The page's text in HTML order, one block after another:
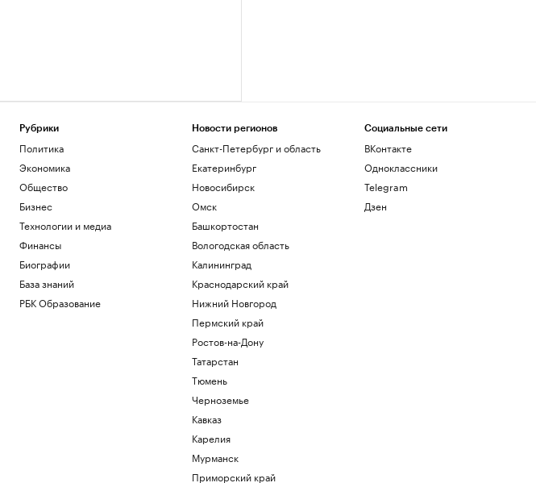
Рубрики
Политика
Экономика
Общество
Бизнес
Технологии и медиа
Финансы
Биографии
База знаний
РБК Образование
Новости регионов
Санкт-Петербург и область
Екатеринбург
Новосибирск
Омск
Башкортостан
Вологодская область
Калининград
Краснодарский край
Нижний Новгород
Пермский край
Ростов-на-Дону
Татарстан
Тюмень
Черноземье
Кавказ
Карелия
Мурманск
Приморский край
Социальные сети
ВКонтакте
Одноклассники
Telegram
Дзен